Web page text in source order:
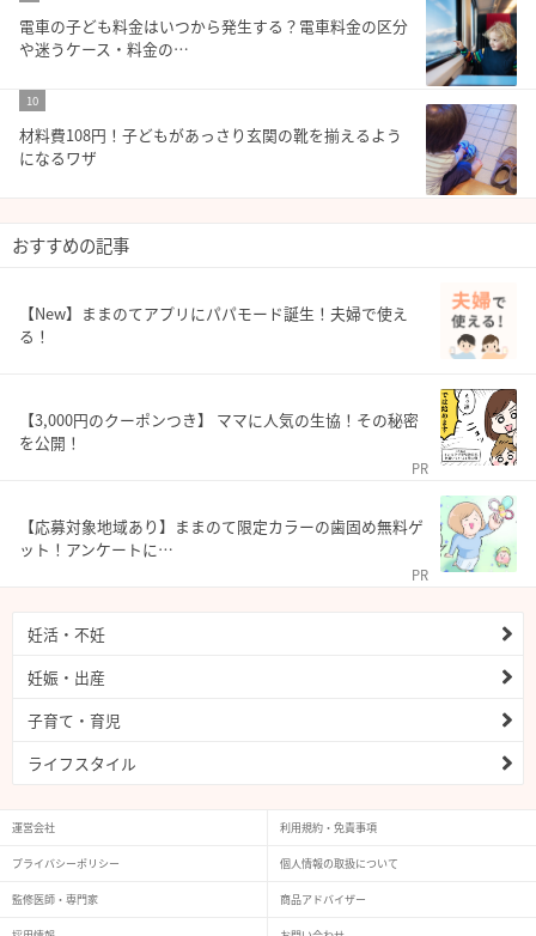
電車の子ども料金はいつから発生する？電車料金の区分
や迷うケース・料金の…
10
材料費108円！子どもがあっさり玄関の靴を揃えるよう
になるワザ
おすすめの記事
【New】ままのてアプリにパパモード誕生！夫婦で使え
る！
【3,000円のクーポンつき】 ママに人気の生協！その秘密
を公開！
PR
【応募対象地域あり】ままのて限定カラーの歯固め無料ゲ
ット！アンケートに…
PR
妊活・不妊
妊娠・出産
子育て・育児
ライフスタイル
運営会社 利用規約・免責事項
プライバシーポリシー 個人情報の取扱について
監修医師・専門家 商品アドバイザー